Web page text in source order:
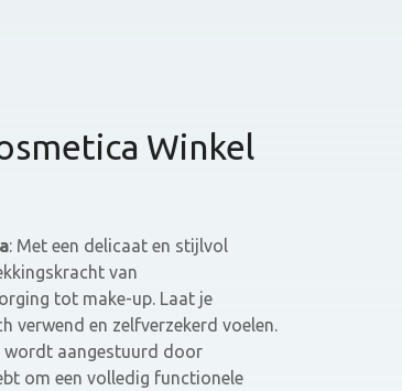
Winkel
: Met een delicaat en stijlvol
van
tot make-up. Laat je
verwend en zelfverzekerd voelen.
wordt aangestuurd door
om een volledig functionele